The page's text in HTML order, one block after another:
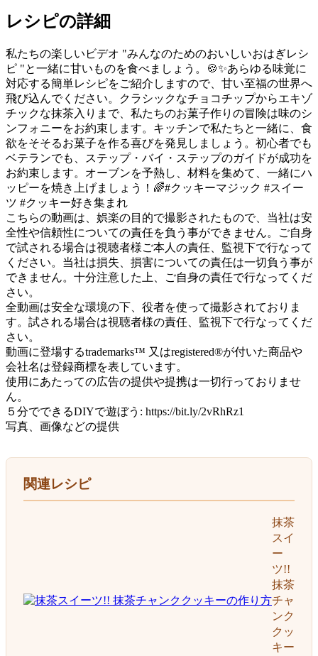
レシピの詳細
私たちの楽しいビデオ "みんなのためのおいしいおはぎレシ
ピ "と一緒に甘いものを食べましょう。🍪✨あらゆる味覚に
対応する簡単レシピをご紹介しますので、甘い至福の世界へ
飛び込んでください。クラシックなチョコチップからエキゾ
チックな抹茶入りまで、私たちのお菓子作りの冒険は味のシ
ンフォニーをお約束します。キッチンで私たちと一緒に、食
欲をそそるお菓子を作る喜びを発見しましょう。初心者でも
ベテランでも、ステップ・バイ・ステップのガイドが成功を
お約束します。オーブンを予熱し、材料を集めて、一緒にハ
ッピーを焼き上げましょう！🌈#クッキーマジック #スイー
ツ #クッキー好き集まれ
こちらの動画は、娯楽の目的で撮影されたもので、当社は安
全性や信頼性についての責任を負う事ができません。ご自身
で試される場合は視聴者様ご本人の責任、監視下で行なって
ください。当社は損失、損害についての責任は一切負う事が
できません。十分注意した上、ご自身の責任で行なってくだ
さい。
全動画は安全な環境の下、役者を使って撮影されておりま
す。試される場合は視聴者様の責任、監視下で行なってくだ
さい。
動画に登場するtrademarks™ 又はregistered®が付いた商品や
会社名は登録商標を表しています。
使用にあたっての広告の提供や提携は一切行っておりませ
ん。
５分でできるDIYで遊ぼう: https://bit.ly/2vRhRz1
写真、画像などの提供
関連レシピ
抹茶
スイ
ー
ツ!!
抹茶
チャ
ンク
クッ
キー